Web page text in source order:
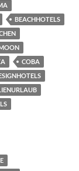
BEACHHOTELS
COBA